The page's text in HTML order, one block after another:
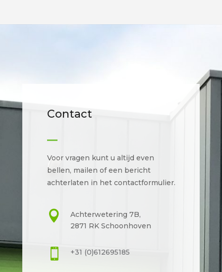
Contact
Voor vragen kunt u altijd even
bellen, mailen of een bericht
achterlaten in het contactformulier.

Achterwetering 7B,
2871 RK Schoonhoven
 +31 (0)612695185